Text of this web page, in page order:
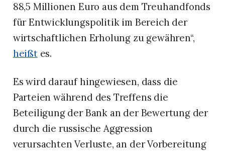
88,5 Millionen Euro aus dem Treuhandfonds
für Entwicklungspolitik im Bereich der
wirtschaftlichen Erholung zu gewähren“,
heißtes.
Es wird darauf hingewiesen, dass die
Parteien während des Treffens die
Beteiligung der Bank an der Bewertung der
durch die russische Aggression
verursachten Verluste, an der Vorbereitung